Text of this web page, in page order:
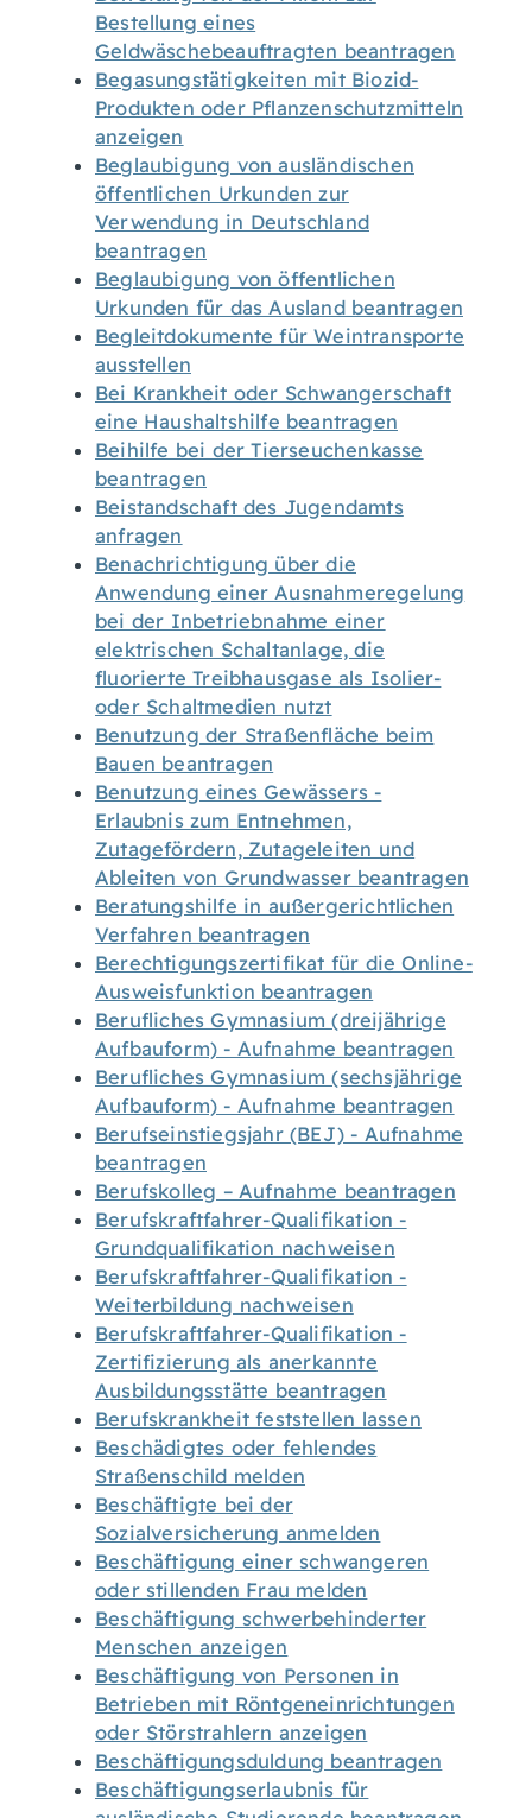
Bestellung eines
Geldwäschebeauftragten beantragen
Begasungstätigkeiten mit Biozid-
Produkten oder Pflanzenschutzmitteln
anzeigen
Beglaubigung von ausländischen
öffentlichen Urkunden zur
Verwendung in Deutschland
beantragen
Beglaubigung von öffentlichen
Urkunden für das Ausland beantragen
Begleitdokumente für Weintransporte
ausstellen
Bei Krankheit oder Schwangerschaft
eine Haushaltshilfe beantragen
Beihilfe bei der Tierseuchenkasse
beantragen
Beistandschaft des Jugendamts
anfragen
Benachrichtigung über die
Anwendung einer Ausnahmeregelung
bei der Inbetriebnahme einer
elektrischen Schaltanlage, die
fluorierte Treibhausgase als Isolier-
oder Schaltmedien nutzt
Benutzung der Straßenfläche beim
Bauen beantragen
Benutzung eines Gewässers -
Erlaubnis zum Entnehmen,
Zutagefördern, Zutageleiten und
Ableiten von Grundwasser beantragen
Beratungshilfe in außergerichtlichen
Verfahren beantragen
Berechtigungszertifikat für die Online-
Ausweisfunktion beantragen
Berufliches Gymnasium (dreijährige
Aufbauform) - Aufnahme beantragen
Berufliches Gymnasium (sechsjährige
Aufbauform) - Aufnahme beantragen
Berufseinstiegsjahr (BEJ) - Aufnahme
beantragen
Berufskolleg – Aufnahme beantragen
Berufskraftfahrer-Qualifikation -
Grundqualifikation nachweisen
Berufskraftfahrer-Qualifikation -
Weiterbildung nachweisen
Berufskraftfahrer-Qualifikation -
Zertifizierung als anerkannte
Ausbildungsstätte beantragen
Berufskrankheit feststellen lassen
Beschädigtes oder fehlendes
Straßenschild melden
Beschäftigte bei der
Sozialversicherung anmelden
Beschäftigung einer schwangeren
oder stillenden Frau melden
Beschäftigung schwerbehinderter
Menschen anzeigen
Beschäftigung von Personen in
Betrieben mit Röntgeneinrichtungen
oder Störstrahlern anzeigen
Beschäftigungsduldung beantragen
Beschäftigungserlaubnis für